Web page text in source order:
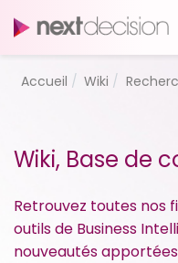
Accueil Wiki
Wiki, Base de
Retrouvez toutes nos
outils de Business
nouveautés